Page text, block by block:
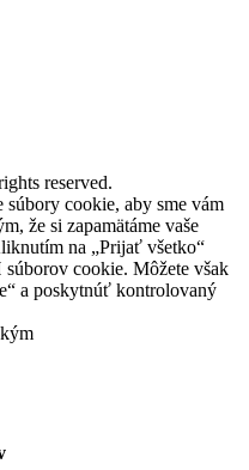
reserved.
súbory cookie, aby sme vám
že si zapamätáme vaše
na „Prijať všetko“
cookie. Môžete však
a poskytnúť kontrolovaný